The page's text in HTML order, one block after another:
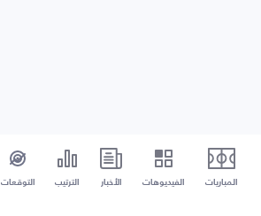
المباريات الفيديوهات الأخبار الترتيب التوقعات